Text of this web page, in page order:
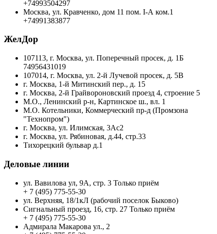
+74993504297
Москва, ул. Кравченко, дом 11 пом. I-А ком.1
+74991383877
ЖелДор
107113, г. Москва, ул. Поперечный просек, д. 1Б
74956431019
107014, г. Москва, ул. 2-й Лучевой просек, д. 5В
г. Москва, 1-й Митинский пер., д. 15
г. Москва, 2-й Грайвороновский проезд 4, строение 5
М.О., Ленинский р-н, Картинское ш., вл. 1
М.О. Котельники, Коммерческий пр-д (Промзона
"Технопром")
г. Москва, ул. Илимская, 3Ас2
г. Москва, ул. Рябиновая, д.44, стр.33
Тихорецкий бульвар д.1
Деловые линии
ул. Вавилова ул, 9А, стр. 3 Только приём
+ 7 (495) 775-55-30
ул. Верхняя, 18/1кЛ (рабочий поселок Быково)
Сигнальный проезд, 16, стр. 27 Только приём
+ 7 (495) 775-55-30
Адмирала Макарова ул., 2